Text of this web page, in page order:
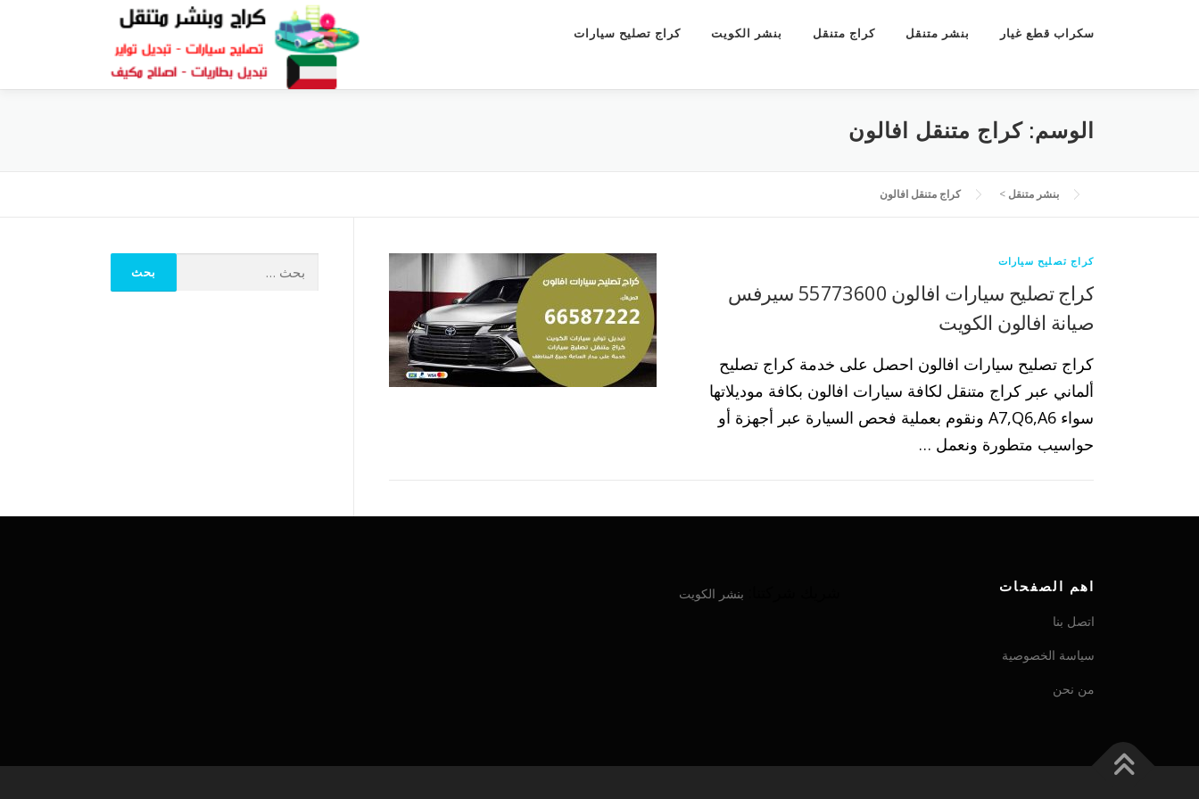
كراج تصليح سيارات بنشر الكويت كراج متنقل بنشر متنقل سكراب قطع غيار
الوسم:كراج متنقل افالون
بنشر متنقل > كراج متنقل افالون
كراج تصليح سيارات
كراج تصليح سيارات افالون 55773600 سيرفس
صيانة افالون الكويت
كراج تصليح سيارات افالون احصل على خدمة كراج تصليح
ألماني عبر كراج متنقل لكافة سيارات افالون بكافة موديلاتها
سواء A7,Q6,A6 ونقوم بعملية فحص السيارة عبر أجهزة أو
حواسيب متطورة ونعمل …
اهم الصفحات
اتصل بنا
سياسة الخصوصية
من نحن
بنشر الكويت